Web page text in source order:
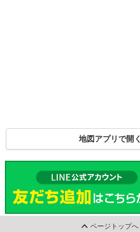
地図アプリで開く
ページトップへ